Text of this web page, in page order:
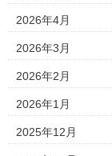
2026年4月
2026年3月
2026年2月
2026年1月
2025年12月